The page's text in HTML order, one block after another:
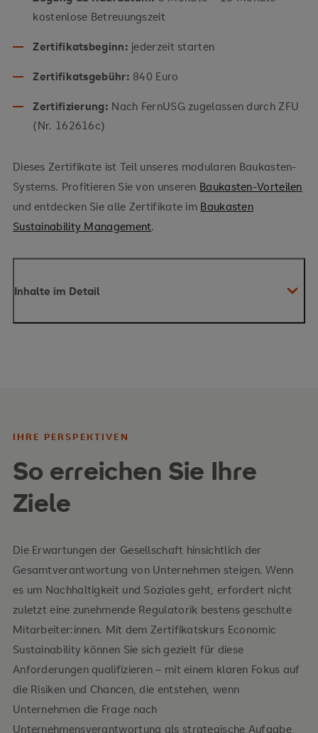
kostenlose Betreuungszeit
Zertifikatsbeginn: jederzeit starten
Zertifikatsgebühr: 840 Euro
Zertifizierung: Nach FernUSG zugelassen durch ZFU
(Nr. 162616c)
Dieses Zertifikate ist Teil unseres modularen Baukasten-
Systems. Profitieren Sie von unseren Baukasten-Vorteilen
und entdecken Sie alle Zertifikate im Baukasten
Sustainability Management.
Inhalte im Detail
Ihre Inhalte
der „Business Case“ für Nachhaltigkeit
Entwicklung Implementierung einer
Nachhaltigkeitsstrategie
der operative Prozess der Strategie-
implementierung
Rolle des Change-Managements in Bezug auf die
ökonomische Nachhaltigkeit
spezielle Aspekte ökonomischer Nachhaltigkeit
ökonomische Nachhaltigkeit in
IHRE PERSPEKTIVEN
So erreichen Sie Ihre
Ziele
Die Erwartungen der Gesellschaft hinsichtlich der
Gesamtverantwortung von Unternehmen steigen. Wenn
es um Nachhaltigkeit und Soziales geht, erfordert nicht
zuletzt eine zunehmende Regulatorik bestens geschulte
Mitarbeiter:innen. Mit dem Zertifikatskurs Economic
Sustainability können Sie sich gezielt für diese
Anforderungen qualifizieren – mit einem klaren Fokus auf
die Risiken und Chancen, die entstehen, wenn
Unternehmen die Frage nach
Unternehmensverantwortung als strategische Aufgabe